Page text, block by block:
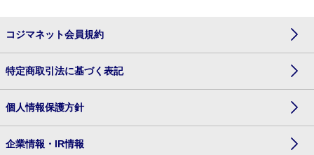
コジマネット会員規約
特定商取引法に基づく表記
個人情報保護方針
企業情報・IR情報